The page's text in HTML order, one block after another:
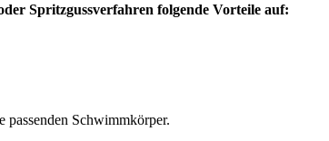
Spritzgussverfahren folgende Vorteile auf:
passenden Schwimmkörper.